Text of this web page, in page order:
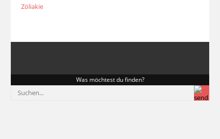
Zöliakie
Was möchtest du finden?